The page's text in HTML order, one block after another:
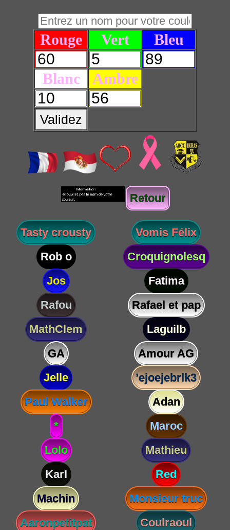
Rouge Vert Bleu
Blanc Ambre
Validez
Retour
Tasty crousty
Vomis Félix
Rob o
Croquignolesq
Jos
Fatima
Rafou
Rafael et pap
MathClem
Laguilb
GA
Amour AG
Jelle
’ejoejebrlk3
Paul Walker
Adan
*
Maroc
Lolo
Mathieu
Karl
Red
Machin
Monsieur truc
Aaronpetitpat
Coulraoul